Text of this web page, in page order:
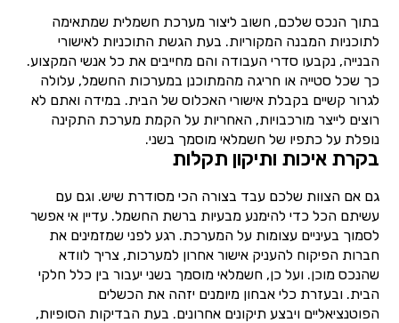
בתוך הנכס שלכם, חשוב ליצור מערכת חשמלית שמתאימה
לתוכניות המבנה המקוריות. בעת הגשת התוכניות לאישורי
הבנייה, נקבעו סדרי העבודה והם מחייבים את כל אנשי המקצוע.
כך שכל סטייה או חריגה מהמתוכנן במערכות החשמל, עלולה
לגרור קשיים בקבלת אישורי האכלוס של הבית. במידה ואתם לא
רוצים לייצר מורכבויות, האחריות על הקמת מערכת התקינה
נופלת על כתפיו של חשמלאי מוסמך בשני.
בקרת איכות ותיקון תקלות
גם אם הצוות שלכם עבד בצורה הכי מסודרת שיש. וגם עם
עשיתם הכל כדי להימנע מבעיות ברשת החשמל. עדיין אי אפשר
לסמוך בעיניים עצומות על המערכת. רגע לפני שמזמינים את
חברות הפיקוח להעניק אישור אחרון למערכות, צריך לוודא
שהנכס מוכן. ועל כן, חשמלאי מוסמך בשני יעבור בין כלל חלקי
הבית. ובעזרת כלי אבחון מיומנים יזהה את הכשלים
הפוטנציאליים ויבצע תיקונים אחרונים. בעת הבדיקות הסופיות,